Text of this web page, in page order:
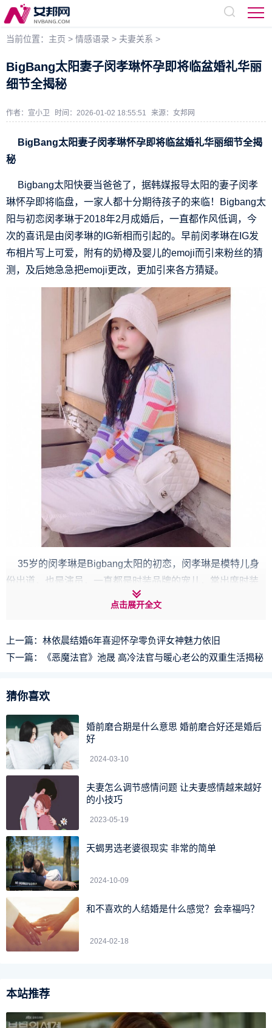
当前位置： 主页 > 情感语录 > 夫妻关系 >
BigBang太阳妻子闵孝琳怀孕即将临盆婚礼华丽
细节全揭秘
作者：宣小卫 时间：2026-01-02 18:55:51 来源： 女邦网
BigBang太阳妻子闵孝琳怀孕即将临盆婚礼华丽细节全揭
秘
Bigbang太阳快要当爸爸了，据韩媒报导太阳的妻子闵孝
琳怀孕即将临盘，一家人都十分期待孩子的来临！Bigbang太
阳与初恋闵孝琳于2018年2月成婚后，一直都作风低调，今
次的喜讯是由闵孝琳的IG新相而引起的。早前闵孝琳在IG发
布相片写上可爱，附有的奶樽及婴儿的emoji而引来粉丝的猜
测，及后她急急把emoji更改，更加引来各方猜疑。
35岁的闵孝琳是Bigbang太阳的初恋，闵孝琳是模特儿身
份出道，也是演员，一直都是时装品牌的宠儿，常出席时装
活动，私下的打扮更非常值得参考。
版，除了BigBang全员合体、CL献唱等焦点外，太阳和闵孝
琳一对新人的婚纱礼服十分吸睛，尤其是闵孝琳的婚纱和钻
Oscar de la Renta婚纱
点击展开全文
上一篇： 林依晨结婚6年喜迎怀孕零负评女神魅力依旧
下一篇：
《恶魔法官》池晟 高冷法官与暖心老公的双重生活揭秘
猜你喜欢
婚前磨合期是什么意思 婚前磨合好还是婚后
好
2024-03-10
夫妻怎么调节感情问题 让夫妻感情越来越好
的小技巧
2023-05-19
天蝎男选老婆很现实 非常的简单
2024-10-09
和不喜欢的人结婚是什么感觉？会幸福吗？
2024-02-18
本站推荐